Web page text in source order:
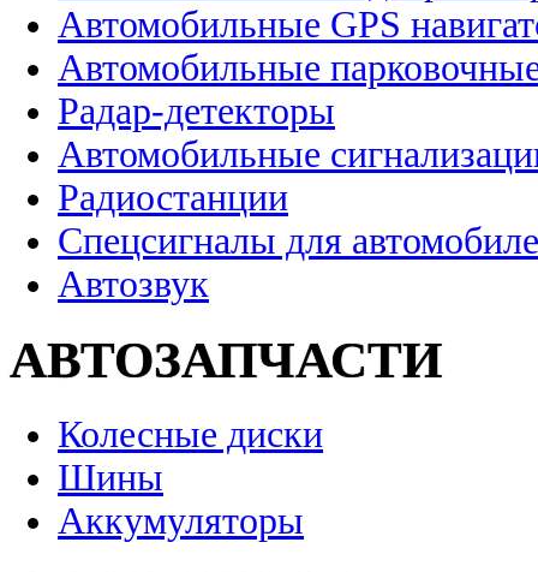
Автомобильные GPS
Автомобильные
Радар-детекторы
Автомобильные
Радиостанции
Спецсигналы для
Автозвук
АВТОЗАПЧАСТИ
Колесные диски
Шины
Аккумуляторы